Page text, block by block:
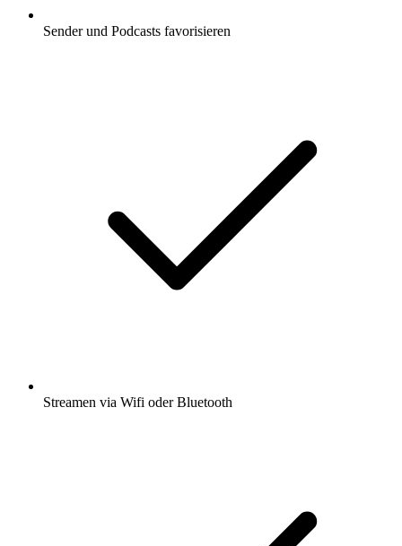
Sender und Podcasts favorisieren
Streamen via Wifi oder Bluetooth